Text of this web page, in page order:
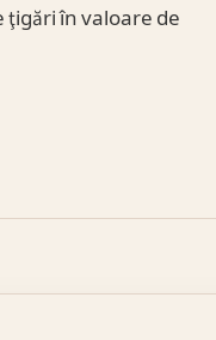
în valoare de